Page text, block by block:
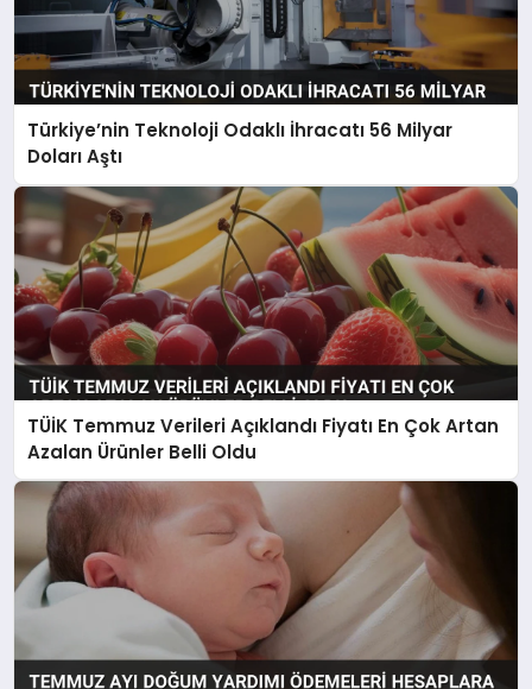
Türkiye’nin Teknoloji Odaklı İhracatı 56 Milyar
Doları Aştı
TÜİK Temmuz Verileri Açıklandı Fiyatı En Çok Artan
Azalan Ürünler Belli Oldu